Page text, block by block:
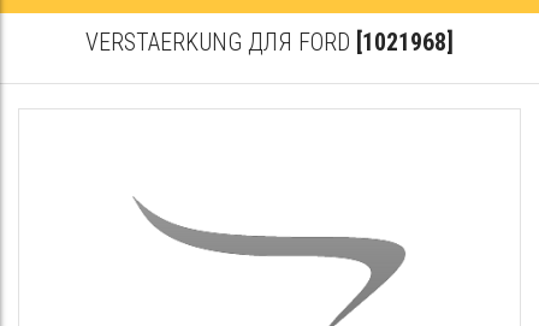
VERSTAERKUNG ДЛЯ FORD [1021968]